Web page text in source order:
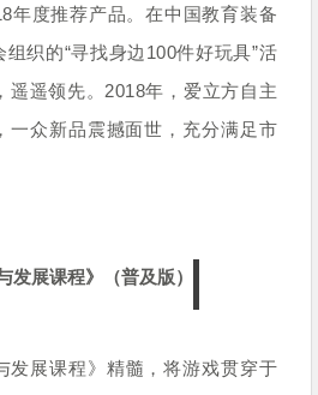
年度推荐产品。在中国教育装备
织的“寻找身边100件好玩具”活
遥领先。 2018年，爱立方自主
一众新品震撼面世，充分满足市
发展课程》（普及版）
发展课程》精髓，将游戏贯穿于